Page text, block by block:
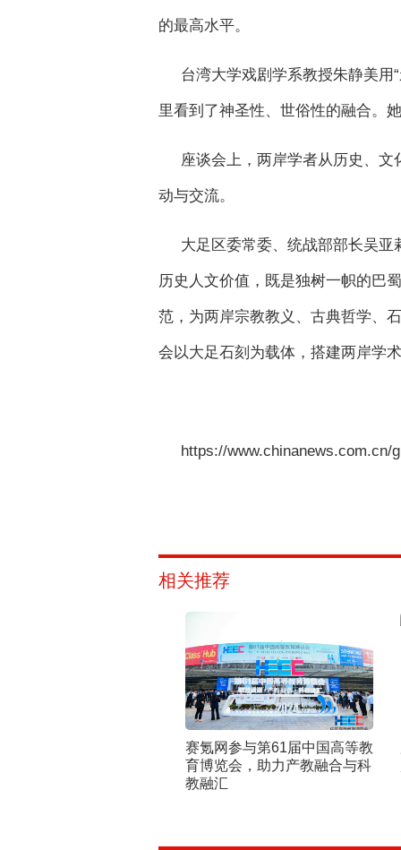
的最高水平。
台湾大学戏剧学系教授朱静美用
里看到了神圣性、世俗性的融合。
座谈会上，两岸学者从历史、
动与交流。
大足区委常委、统战部部长吴
历史人文价值，既是独树一帜的巴
范，为两岸宗教教义、古典哲学、
会以大足石刻为载体，搭建两岸学
https://www.chinanews.com.cn/
相关推荐
赛氪网参与第61届中国高等教
育博览会，助力产教融合与科
教融汇